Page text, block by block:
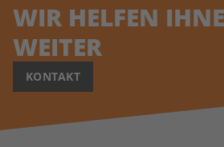
WIR HELFEN
WEITER
KONTAKT